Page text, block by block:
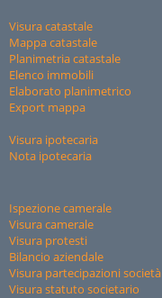
Visura catastale
Mappa catastale
Planimetria catastale
Elenco immobili
Elaborato planimetrico
Export mappa
Visura ipotecaria
Nota ipotecaria
Ispezione camerale
Visura camerale
Visura protesti
Bilancio aziendale
Visura partecipazioni società
Visura statuto societario